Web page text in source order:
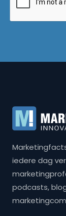
iedere dag
podcasts,